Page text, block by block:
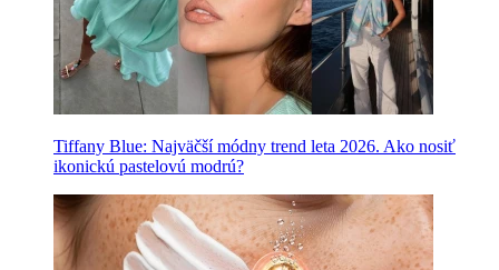
Tiffany Blue: Najväčší módny trend leta 2026. Ako nosiť
ikonickú pastelovú modrú?